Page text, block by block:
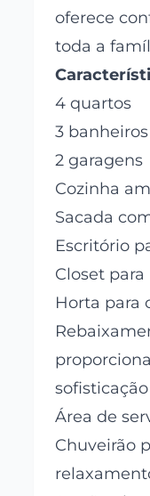
oferece
toda a
4 quartos
3 banheiros
2 garagens
Cozinha
Sacada
Escritório
Closet
Horta para
sofisticação
Área de
Chuveirão